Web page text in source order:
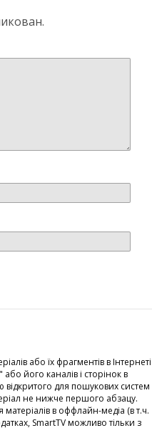
або їх фрагментів в Інтернеті
його каналів і сторінок в
для пошукових систем
не нижче першого абзацу.
в оффлайн-медіа (в т.ч.
SmartTV можливо тільки з